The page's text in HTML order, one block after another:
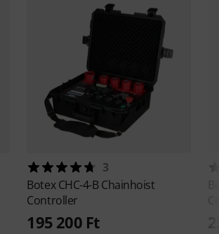
3
BotexCHC-4-B Chainhoist
Controller
195 200 Ft